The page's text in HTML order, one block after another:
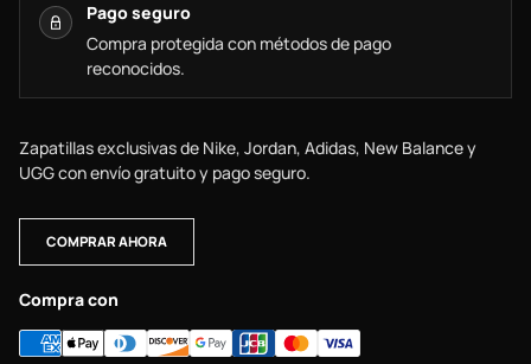
Pago seguro
Compra protegida con métodos de pago
reconocidos.
Zapatillas exclusivas de Nike, Jordan, Adidas, New Balance y
UGG con envío gratuito y pago seguro.
COMPRAR AHORA
Compra con